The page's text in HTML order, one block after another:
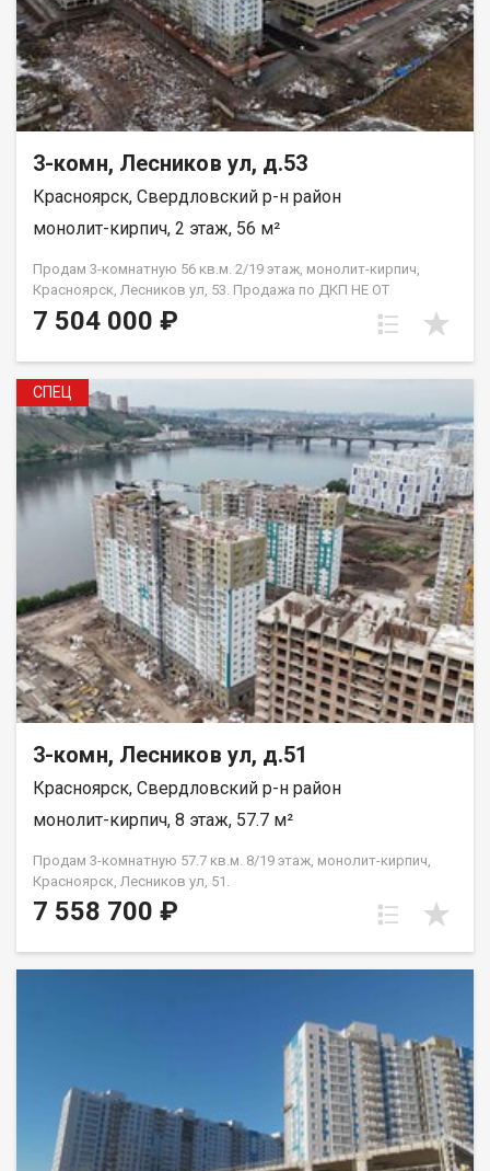
3-комн, Лесников ул, д.53
Красноярск, Свердловский р-н район
монолит-кирпич, 2 этаж, 56 м²
Продам 3-комнатную 56 кв.м. 2/19 этаж, монолит-кирпич,
Красноярск, Лесников ул, 53. Продажа по ДКП НЕ ОТ
ЗАСТРОЙЩИКА
7 504 000 ₽
СПЕЦ
3-комн, Лесников ул, д.51
Красноярск, Свердловский р-н район
монолит-кирпич, 8 этаж, 57.7 м²
Продам 3-комнатную 57.7 кв.м. 8/19 этаж, монолит-кирпич,
Красноярск, Лесников ул, 51.
7 558 700 ₽